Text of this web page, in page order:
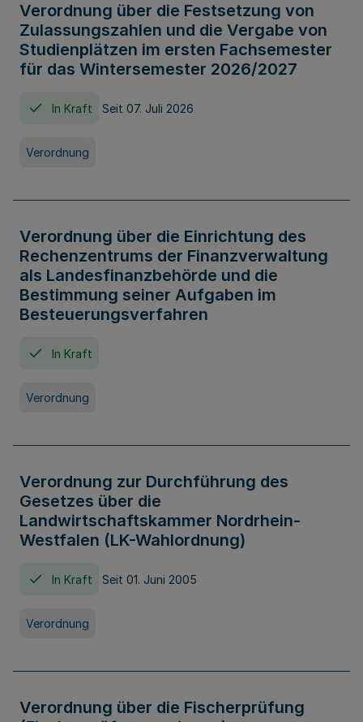
Verordnung über die Festsetzung von
Zulassungszahlen und die Vergabe von
Studienplätzen im ersten Fachsemester
für das Wintersemester 2026/2027
In Kraft Seit 07. Juli 2026
Verordnung
Verordnung über die Einrichtung des
Rechenzentrums der Finanzverwaltung
als Landesfinanzbehörde und die
Bestimmung seiner Aufgaben im
Besteuerungsverfahren
In Kraft
Verordnung
Verordnung zur Durchführung des
Gesetzes über die
Landwirtschaftskammer Nordrhein-
Westfalen (LK-Wahlordnung)
In Kraft Seit 01. Juni 2005
Verordnung
Verordnung über die Fischerprüfung